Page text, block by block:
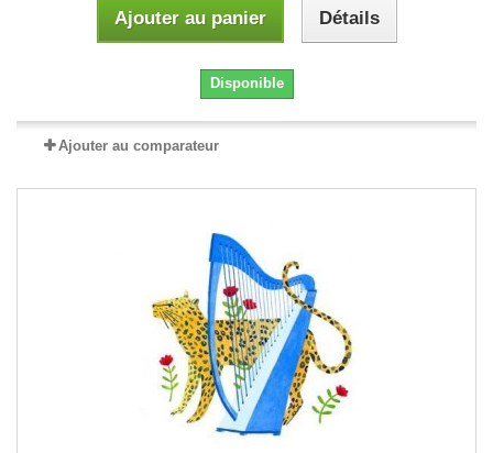
Ajouter au panier Détails
Disponible
Ajouter au comparateur